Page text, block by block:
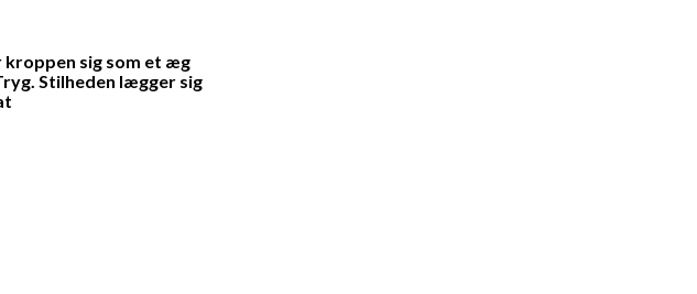
sig som et æg
Stilheden lægger sig